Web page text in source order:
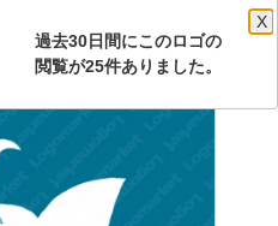
過去30日間にこのロゴの
X
閲覧が25件ありました。